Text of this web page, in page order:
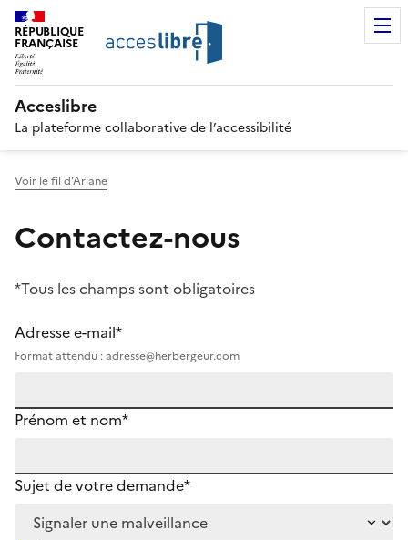
RÉPUBLIQUE
FRANÇAISE
Acceslibre
La plateforme collaborative de l’accessibilité
Voir le fil d'Ariane
Contactez-nous
*Tous les champs sont obligatoires
Adresse e-mail*
Format attendu : adresse@herbergeur.com
Prénom et nom*
Sujet de votre demande*